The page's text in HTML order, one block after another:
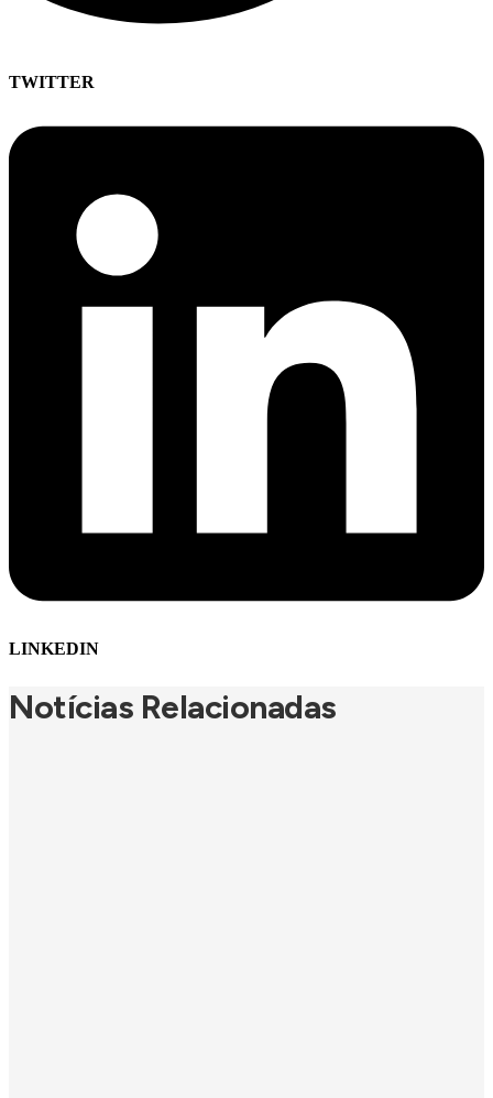
TWITTER
LINKEDIN
Notícias Relacionadas